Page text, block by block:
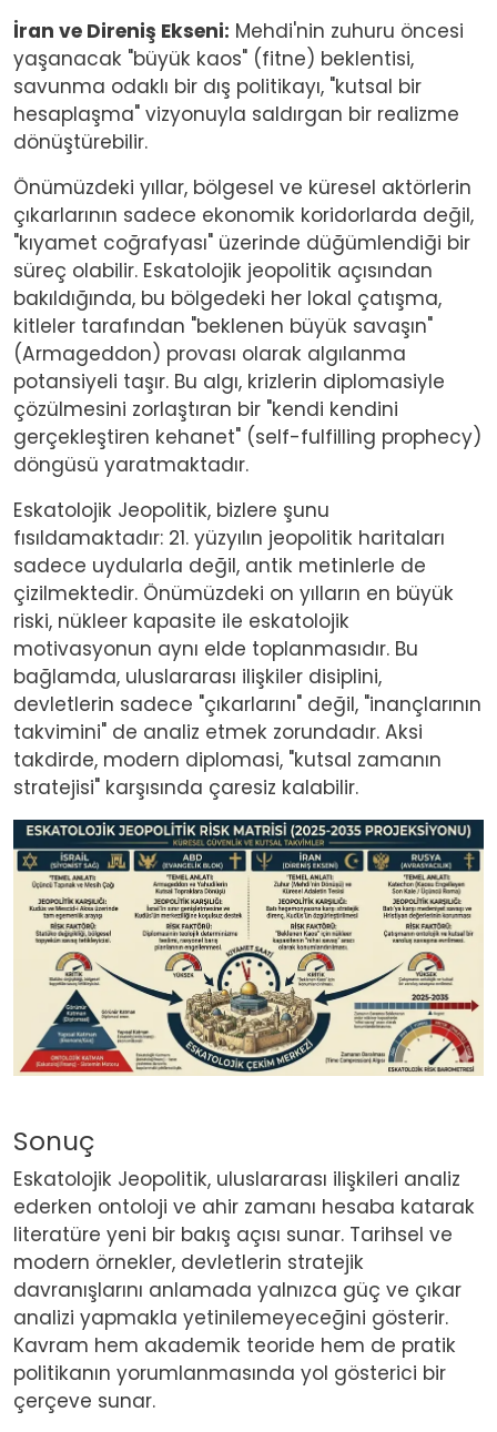
İran ve Direniş Ekseni: Mehdi'nin zuhuru öncesi
yaşanacak "büyük kaos" (fitne) beklentisi,
savunma odaklı bir dış politikayı, "kutsal bir
hesaplaşma" vizyonuyla saldırgan bir realizme
dönüştürebilir.
Önümüzdeki yıllar, bölgesel ve küresel aktörlerin
çıkarlarının sadece ekonomik koridorlarda değil,
"kıyamet coğrafyası" üzerinde düğümlendiği bir
süreç olabilir. Eskatolojik jeopolitik açısından
bakıldığında, bu bölgedeki her lokal çatışma,
kitleler tarafından "beklenen büyük savaşın"
(Armageddon) provası olarak algılanma
potansiyeli taşır. Bu algı, krizlerin diplomasiyle
çözülmesini zorlaştıran bir "kendi kendini
gerçekleştiren kehanet" (self-fulfilling prophecy)
döngüsü yaratmaktadır.
Eskatolojik Jeopolitik, bizlere şunu
fısıldamaktadır: 21. yüzyılın jeopolitik haritaları
sadece uydularla değil, antik metinlerle de
çizilmektedir. Önümüzdeki on yılların en büyük
riski, nükleer kapasite ile eskatolojik
motivasyonun aynı elde toplanmasıdır. Bu
bağlamda, uluslararası ilişkiler disiplini,
devletlerin sadece "çıkarlarını" değil, "inançlarının
takvimini" de analiz etmek zorundadır. Aksi
takdirde, modern diplomasi, "kutsal zamanın
stratejisi" karşısında çaresiz kalabilir.
Image
Sonuç
Eskatolojik Jeopolitik, uluslararası ilişkileri analiz
ederken ontoloji ve ahir zamanı hesaba katarak
literatüre yeni bir bakış açısı sunar. Tarihsel ve
modern örnekler, devletlerin stratejik
davranışlarını anlamada yalnızca güç ve çıkar
analizi yapmakla yetinilemeyeceğini gösterir.
Kavram hem akademik teoride hem de pratik
politikanın yorumlanmasında yol gösterici bir
çerçeve sunar.